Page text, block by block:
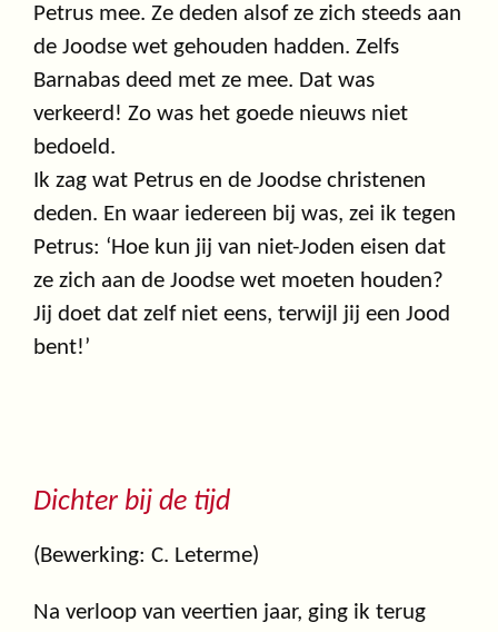
Petrus mee. Ze deden alsof ze zich steeds aan
de Joodse wet gehouden hadden. Zelfs
Barnabas deed met ze mee. Dat was
verkeerd! Zo was het goede nieuws niet
bedoeld.
Ik zag wat Petrus en de Joodse christenen
deden. En waar iedereen bij was, zei ik tegen
Petrus: ‘Hoe kun jij van niet-Joden eisen dat
ze zich aan de Joodse wet moeten houden?
Jij doet dat zelf niet eens, terwijl jij een Jood
bent!’
Dichter bij de tijd
(Bewerking: C. Leterme)
Na verloop van veertien jaar, ging ik terug